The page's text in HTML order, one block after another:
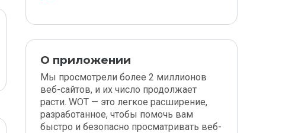
О приложении
Мы просмотрели более 2 миллионов
веб-сайтов, и их число продолжает
расти. WOT — это легкое расширение,
разработанное, чтобы помочь вам
быстро и безопасно просматривать веб-